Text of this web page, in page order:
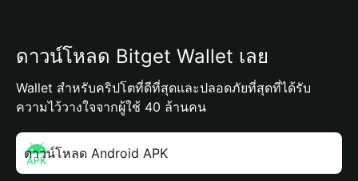
ดาวน์โหลด Bitget Wallet เลย
Wallet สำหรับคริปโตที่ดีที่สุดและปลอดภัยที่สุดที่ได้รับ
ความไว้วางใจจากผู้ใช้ 40 ล้านคน
ดาวน์โหลด Android APK